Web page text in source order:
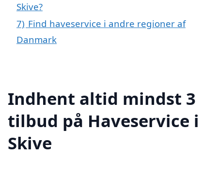
Skive?
7) Find haveservice i andre regioner af
Danmark
Indhent altid mindst 3
tilbud på Haveservice i
Skive